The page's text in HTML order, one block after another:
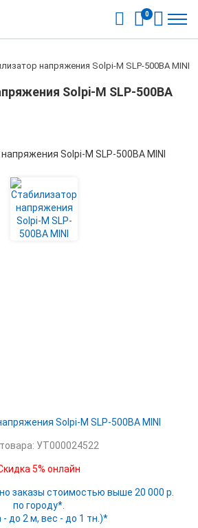
0
напряжения Solpi-M SLP-500BA MINI
Solpi-M SLP-500BA
УТ000024522
5% онлайн
заказы стоимостью выше 20 000 р.
по городу*.
- до 2 м, вес - до 1 тн.)*